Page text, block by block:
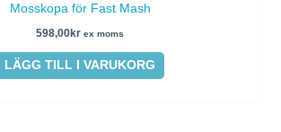
Mosskopa för Fast Mash
598,00kr ex moms
LÄGG TILL I VARUKORG